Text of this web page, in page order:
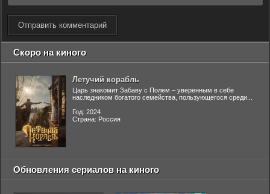
Отправить комментарий
Скоро на киного
Летучий корабль
Царь знакомит Забаву с Полем – уверенным в себе
наследником богатого семейства, пользующегося среди...
Год: 2024
Страна: Россия
Обновления сериалов на киного